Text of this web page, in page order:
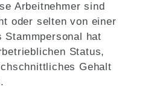
Arbeitnehmer sind
oder selten von einer
Stammpersonal hat
Status,
Gehalt